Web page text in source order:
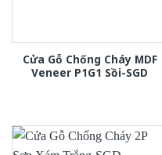
Cửa Gỗ Chống Cháy MDF
Veneer P1G1 Sồi-SGD